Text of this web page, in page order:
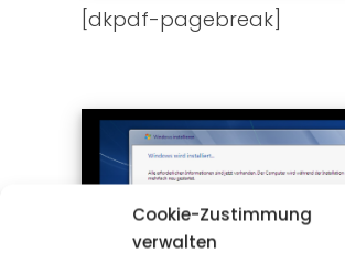
Cookie-Zustimmung
verwalten
[dkpdf-pagebreak]